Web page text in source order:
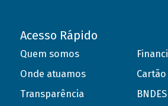
Acesso Rápido
Quem somos
Onde atuamos
Transparência
Cartão